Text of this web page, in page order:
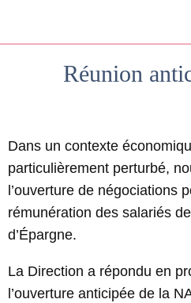
Réunion
Dans un contexte
particulièrement perturbé,
l’ouverture de négociations
rémunération des salariés
d’Épargne.
La Direction a répondu en
l’ouverture anticipée de la